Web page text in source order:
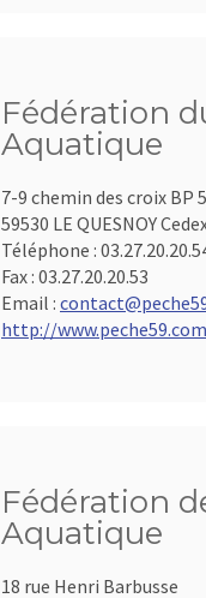
Fédération
Aquatique
7-9 chemin des croix BP
59530 LE QUESNOY
Téléphone :
Fax : 03.27.20.20.53
Email :
http://www.peche59.com
Fédération
Aquatique
18 rue Henri Barbusse